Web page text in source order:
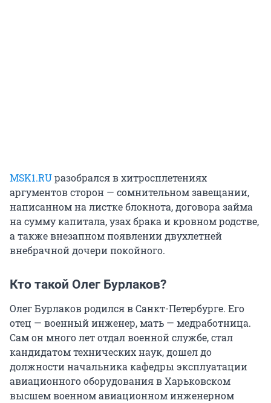
MSK1.RUразобрался в хитросплетениях
аргументов сторон — сомнительном завещании,
написанном на листке блокнота, договора займа
на сумму капитала, узах брака и кровном родстве,
а также внезапном появлении двухлетней
внебрачной дочери покойного.
Кто такой Олег Бурлаков?
Олег Бурлаков родился в Санкт-Петербурге. Его
отец — военный инженер, мать — медработница.
Сам он много лет отдал военной службе, стал
кандидатом технических наук, дошел до
должности начальника кафедры эксплуатации
авиационного оборудования в Харьковском
высшем военном авиационном инженерном